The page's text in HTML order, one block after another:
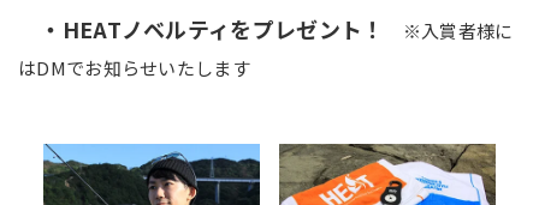
・HEATノベルティをプレゼント！
※入賞者様に
はDMでお知らせいたします